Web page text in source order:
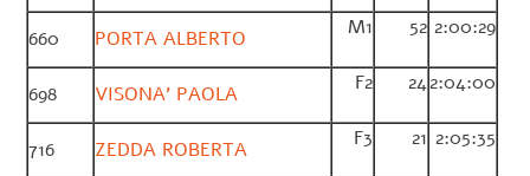
660 PORTA ALBERTO M1 52 2:00:29
698 VISONA’ PAOLA F2 242:04:00
716 ZEDDA ROBERTA F3 21 2:05:35